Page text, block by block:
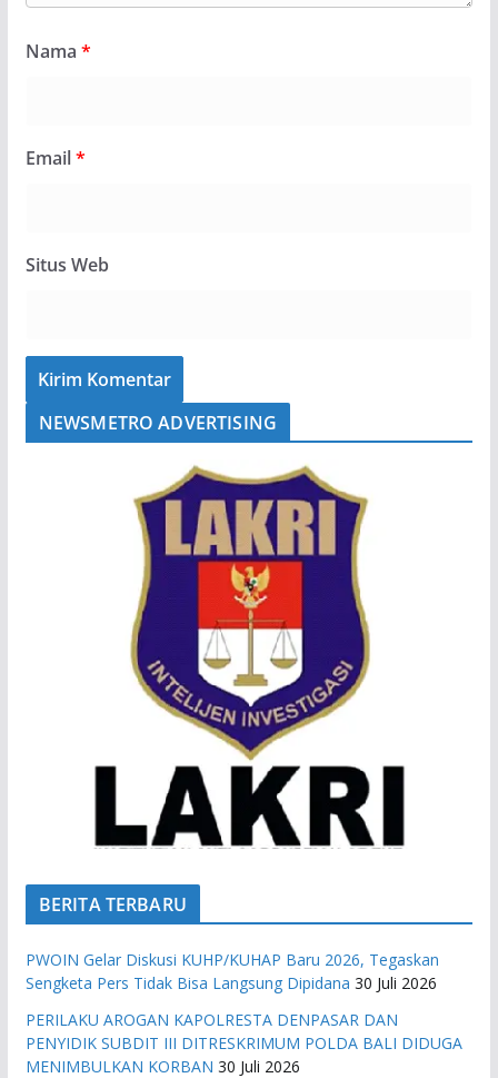
Nama *
Email*
Situs Web
NEWSMETRO ADVERTISING
BERITA TERBARU
PWOIN Gelar Diskusi KUHP/KUHAP Baru 2026, Tegaskan
Sengketa Pers Tidak Bisa Langsung Dipidana 30 Juli 2026
PERILAKU AROGAN KAPOLRESTA DENPASAR DAN
PENYIDIK SUBDIT III DITRESKRIMUM POLDA BALI DIDUGA
MENIMBULKAN KORBAN 30 Juli 2026